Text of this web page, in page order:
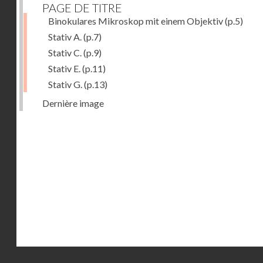
PAGE DE TITRE
Binokulares Mikroskop mit einem Objektiv(p.5)
Stativ A. (p.7)
Stativ C. (p.9)
Stativ E. (p.11)
Stativ G. (p.13)
Dernière image